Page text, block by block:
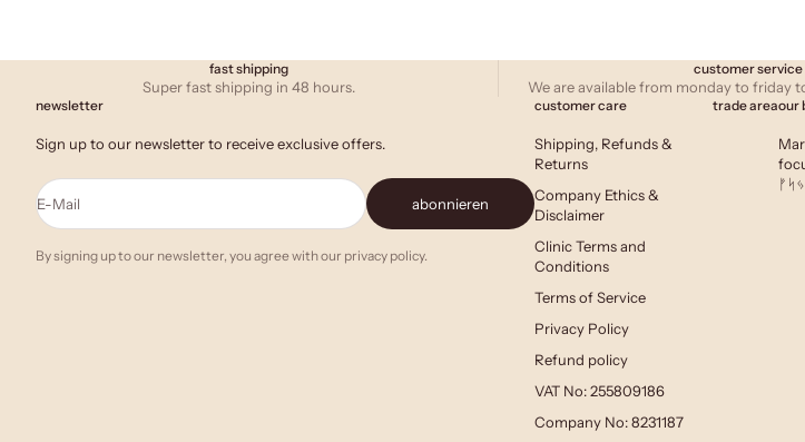
fast shipping
Super fast shipping in 48 hours.
customer service
We are available from monday to friday
newsletter
Sign up to our newsletter to receive exclusive offers.
E-Mail abonnieren
By signing up to our newsletter, you agree with our privacy policy.
customer care
Shipping, Refunds &
Returns
Company Ethics &
Disclaimer
Clinic Terms and
Conditions
Terms of Service
Privacy Policy
Refund policy
VAT No: 255809186
Company No: 8231187
trade areaour
ᚠᛋᛃ